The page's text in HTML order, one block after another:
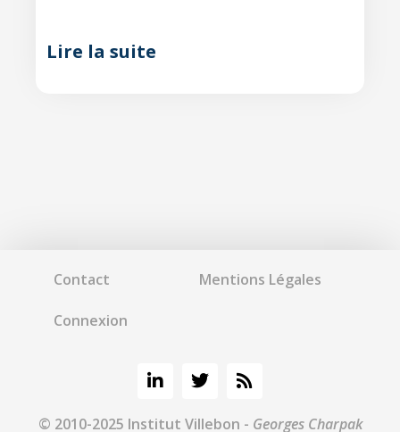
Lire la suite
Contact Mentions Légales
Connexion
© 2010-2025 Institut Villebon - Georges Charpak